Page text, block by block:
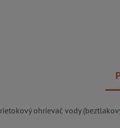
ohrievač vody